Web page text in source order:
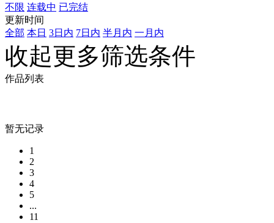
不限 连载中 已完结
更新时间
全部 本日 3日内 7日内 半月内 一月内
收起更多筛选条件
作品列表
暂无记录
1
2
3
4
5
...
11